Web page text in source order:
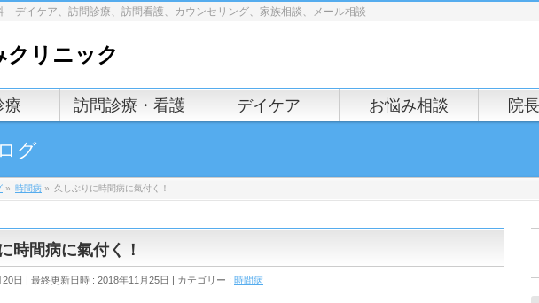
デイケア、訪問診療、訪問看護、カウンセリング、家族相談、メール相談
クリニック
療 訪問診療・看護 デイケア お悩み相談 院
グ
» 時間病 » 久しぶりに時間病に氣付く！
時間病に氣付く！
日 最終更新日時 : 2018年11月25日 カテゴリー : 時間病